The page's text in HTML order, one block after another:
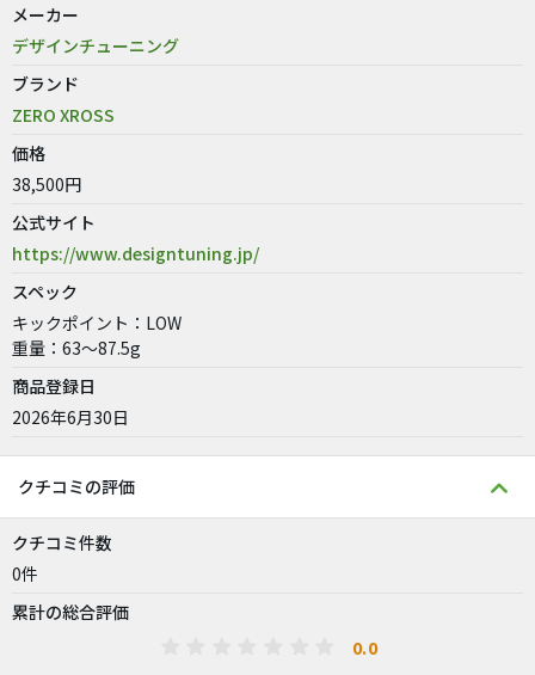
メーカー
デザインチューニング
ブランド
ZERO XROSS
価格
38,500円
公式サイト
https://www.designtuning.jp/
スペック
キックポイント：LOW
重量：63～87.5g
商品登録日
2026年6月30日
クチコミの評価
クチコミ件数
0件
累計の総合評価
0.0